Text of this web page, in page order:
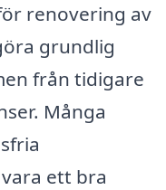
renovering av
grundlig
från tidigare
Många
ett bra